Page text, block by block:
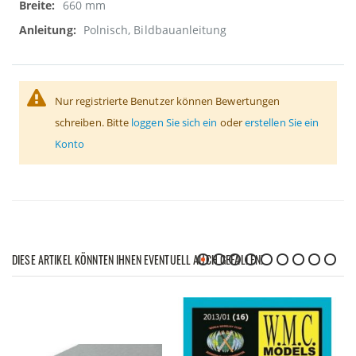
660 mm
Polnisch, Bildbauanleitung
Nur registrierte Benutzer können Bewertungen
schreiben. Bitte loggen Sie sich ein odererstellen Sie ein
Konto
DIESE ARTIKEL KÖNNTEN IHNEN EVENTUELL AUCH GEFALLEN!